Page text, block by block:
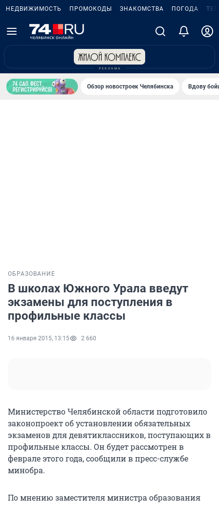
НЕДВИЖИМОСТЬ ПРОМОКОДЫ ЗНАКОМСТВА ПОГОДА
Обзор новостроек Челябинска Вдову
ОБРАЗОВАНИЕ
В школах Южного Урала введут
экзамены для поступления в
профильные классы
16 января 2015, 13:15 2 660
Министерство Челябинской области подготовило
законопроект об установлении обязательных
экзаменов для девятиклассников, поступающих в
профильные классы. Он будет рассмотрен в
феврале этого года, сообщили в пресс-службе
минобра.
По мнению заместителя министра образования